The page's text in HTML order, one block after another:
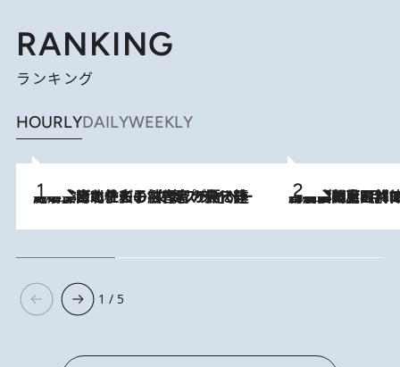
RANKING
ランキング
HOURLYDAILYWEEKLY
2026.8.3
《「文士の子ども被害者の会」発足！》阿川佐和子（72）が語る遠藤周作に北杜夫、劇作家・矢代静一の子どもたちの“文豪プライベート事件簿” 2026.8.8
「最後に見られてよかった」上野動物園の東園パンダ舎が解体前に特別公開。8月16日まで延長されたパネル展と共に辿る“半世紀”のパンダ飼育《解体工事の図面あり》
1 / 5